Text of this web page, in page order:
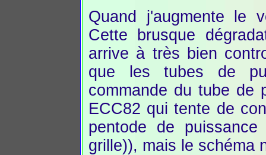
Quand j'augmente le
Cette brusque
arrive à très bien
que les tubes de
commande du tube de
ECC82 qui tente de
pentode de
grille)), mais le schéma